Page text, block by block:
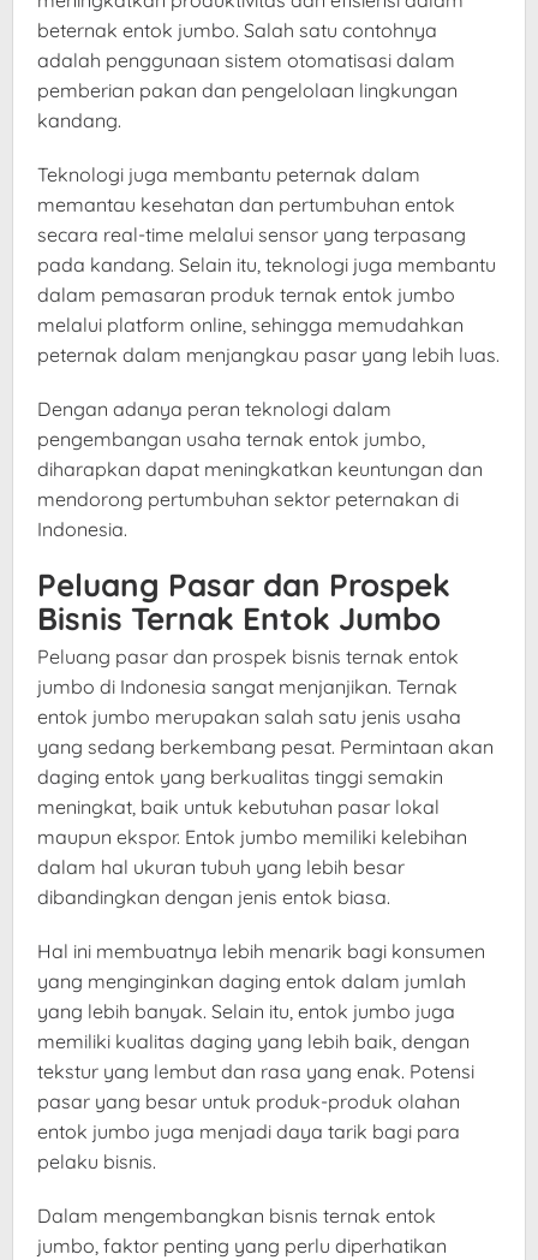
beternak entok jumbo. Salah satu contohnya
adalah penggunaan sistem otomatisasi dalam
pemberian pakan dan pengelolaan lingkungan
kandang.
Teknologi juga membantu peternak dalam
memantau kesehatan dan pertumbuhan entok
secara real-time melalui sensor yang terpasang
pada kandang. Selain itu, teknologi juga membantu
dalam pemasaran produk ternak entok jumbo
melalui platform online, sehingga memudahkan
peternak dalam menjangkau pasar yang lebih luas.
Dengan adanya peran teknologi dalam
pengembangan usaha ternak entok jumbo,
diharapkan dapat meningkatkan keuntungan dan
mendorong pertumbuhan sektor peternakan di
Indonesia.
Peluang Pasar dan Prospek
Bisnis Ternak Entok Jumbo
Peluang pasar dan prospek bisnis ternak entok
jumbo di Indonesia sangat menjanjikan. Ternak
entok jumbo merupakan salah satu jenis usaha
yang sedang berkembang pesat. Permintaan akan
daging entok yang berkualitas tinggi semakin
meningkat, baik untuk kebutuhan pasar lokal
maupun ekspor. Entok jumbo memiliki kelebihan
dalam hal ukuran tubuh yang lebih besar
dibandingkan dengan jenis entok biasa.
Hal ini membuatnya lebih menarik bagi konsumen
yang menginginkan daging entok dalam jumlah
yang lebih banyak. Selain itu, entok jumbo juga
memiliki kualitas daging yang lebih baik, dengan
tekstur yang lembut dan rasa yang enak. Potensi
pasar yang besar untuk produk-produk olahan
entok jumbo juga menjadi daya tarik bagi para
pelaku bisnis.
Dalam mengembangkan bisnis ternak entok
jumbo, faktor penting yang perlu diperhatikan